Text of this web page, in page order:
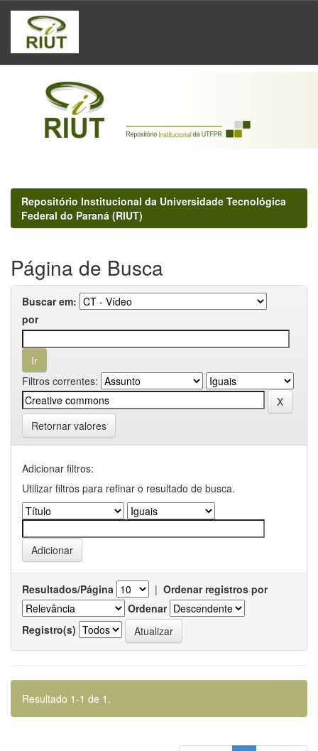
Skip
navigation
Repositório Institucional da Universidade Tecnológica
Federal do Paraná (RIUT)
Página de Busca
Buscar em:
por
Filtros correntes:
Retornar valores
Adicionar filtros:
Utilizar filtros para refinar o resultado de busca.
Resultados/Página | Ordenar registros por
Ordenar
Registro(s)
Resultado 1-1 de 1.